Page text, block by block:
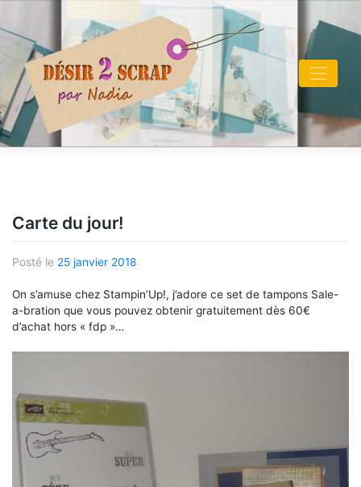
content
Carte du jour!
Posté le 25 janvier 2018
On s’amuse chez Stampin’Up!, j’adore ce set de tampons Sale-
a-bration que vous pouvez obtenir gratuitement dès 60€
d’achat hors « fdp »…